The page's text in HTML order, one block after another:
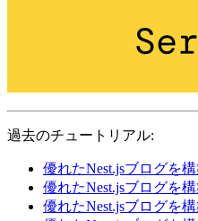
過去のチュートリアル:
優れたNest.jsブログを
優れたNest.jsブログを
優れたNest.jsブログを